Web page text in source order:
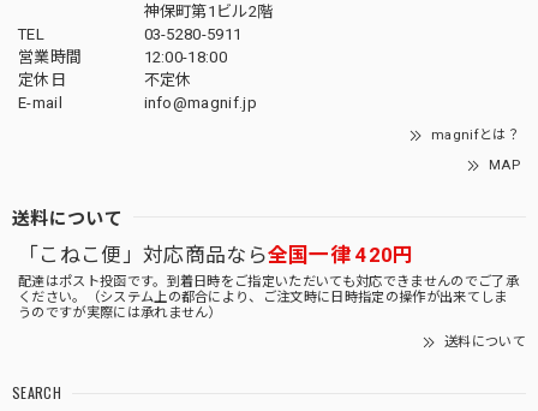
神保町第1ビル2階
TEL
03-5280-5911
営業時間
12:00-18:00
定休日
不定休
E-mail
info@magnif.jp
magnifとは？
MAP
送料について
「こねこ便」対応商品なら全国一律 420円
配達はポスト投函です。到着日時をご指定いただいても対応できませんのでご了承
ください。（システム上の都合により、ご注文時に日時指定の操作が出来てしま
うのですが実際には承れません）
送料について
SEARCH